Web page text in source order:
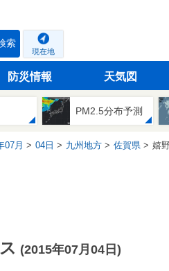
索
現在地
防災情報 天気図
PM2.5分布予測
07月 04日 九州地方 佐賀県 嬉
(2015年07月04日)